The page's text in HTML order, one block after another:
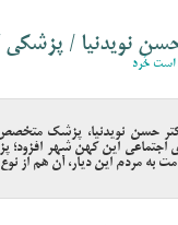
نویدنیا /
است خُرد
حسن نویدنیا، پزشک متخصص
اجتماعی این کهن شهر افزود؛
مردم این دیار، آن هم از نوع